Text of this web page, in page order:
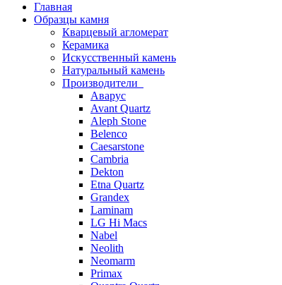
Главная
Образцы камня
Кварцевый агломерат
Керамика
Искусственный камень
Натуральный камень
Производители
Аварус
Avant Quartz
Aleph Stone
Belenco
Caesarstone
Cambria
Dekton
Etna Quartz
Grandex
Laminam
LG Hi Macs
Nabel
Neolith
Neomarm
Primax